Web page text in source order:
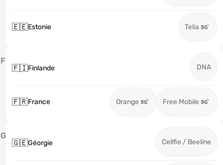
🇪🇪Estonie Telia
F
🇫🇮Finlande DNA
🇫🇷France Orange Free Mobile
G
🇬🇪Géorgie Cellfie / Beeline